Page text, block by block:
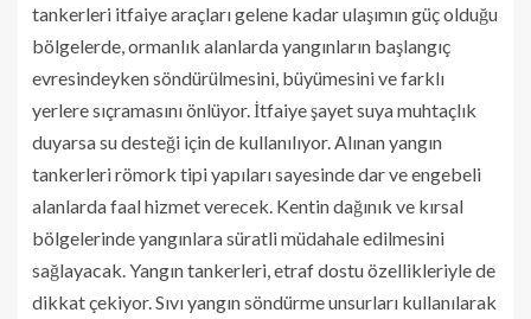
tankerleri itfaiye araçları gelene kadar ulaşımın güç olduğu
bölgelerde, ormanlık alanlarda yangınların başlangıç
evresindeyken söndürülmesini, büyümesini ve farklı
yerlere sıçramasını önlüyor. İtfaiye şayet suya muhtaçlık
duyarsa su desteği için de kullanılıyor. Alınan yangın
tankerleri römork tipi yapıları sayesinde dar ve engebeli
alanlarda faal hizmet verecek. Kentin dağınık ve kırsal
bölgelerinde yangınlara süratli müdahale edilmesini
sağlayacak. Yangın tankerleri, etraf dostu özellikleriyle de
dikkat çekiyor. Sıvı yangın söndürme unsurları kullanılarak